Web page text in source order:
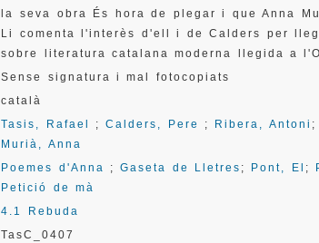
la seva obra És hora de plegar i que Anna
Li comenta l'interès d'ell i de Calders per
sobre literatura catalana moderna llegida a
Sense signatura i mal fotocopiats
català
Tasis, Rafael ;Calders, Pere ; Ribera, Antoni ;
Murià, Anna
Poemes d'Anna ;Gaseta de Lletres ; Pont, El ;
Petició de mà
4.1 Rebuda
TasC_0407